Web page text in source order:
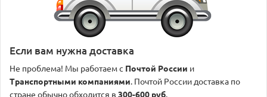
Если вам нужна доставка
Не проблема! Мы работаем с Почтой России и
Транспортными компаниями. Почтой России доставка по
стране обычно обходится в 300-600 руб.